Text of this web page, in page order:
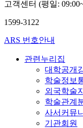
고객센터 (평일:
1599-3122
ARS 번호안내
관련누리집
대학공개
학술정보
외국학술
학술관계
사서커뮤
기관회원